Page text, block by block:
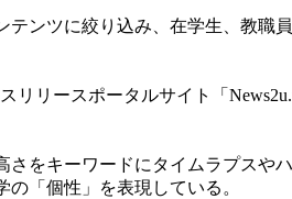
ンツに絞り込み、在学生、教職
リースポータルサイト「
をキーワードにタイムラプスや
「個性」を表現している。